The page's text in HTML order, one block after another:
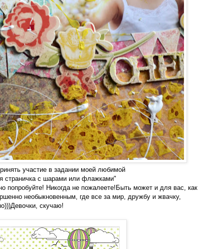
участие в задании моей любимой
страничка с шарами или флажками"
попробуйте! Никогда не пожалеете!Быть может и для вас, как
необыкновенным, где все за мир, дружбу и жвачку,
скучаю!